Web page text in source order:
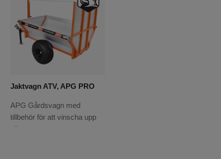
Jaktvagn ATV, APG PRO
APG Gårdsvagn med
tillbehör för att vinscha upp
vilt